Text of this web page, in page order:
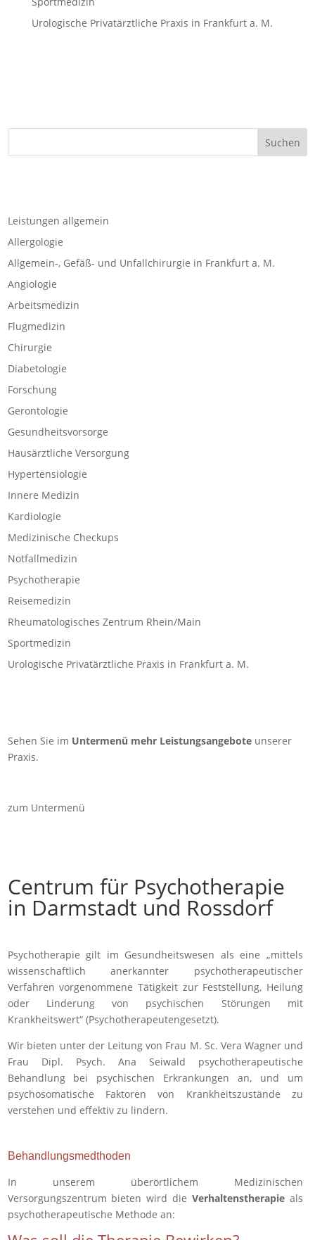
Urologische Privatärztliche Praxis in Frankfurt a. M.
Leistungen allgemein
Allergologie
Allgemein-, Gefäß- und Unfallchirurgie in Frankfurt a. M.
Angiologie
Arbeitsmedizin
Flugmedizin
Chirurgie
Diabetologie
Forschung
Gerontologie
Gesundheitsvorsorge
Hausärztliche Versorgung
Hypertensiologie
Innere Medizin
Kardiologie
Medizinische Checkups
Notfallmedizin
Psychotherapie
Reisemedizin
Rheumatologisches Zentrum Rhein/Main
Sportmedizin
Urologische Privatärztliche Praxis in Frankfurt a. M.
Sehen Sie im Untermenü mehr Leistungsangeboteunserer
Praxis.
zum Untermenü
Centrum für Psychotherapie
in Darmstadt und Rossdorf
Psychotherapie gilt im Gesundheitswesen als eine „mittels
wissenschaftlich anerkannter psychotherapeutischer
Verfahren vorgenommene Tätigkeit zur Feststellung, Heilung
oder Linderung von psychischen Störungen mit
Krankheitswert“ (Psychotherapeutengesetzt).
Wir bieten unter der Leitung von Frau M. Sc. Vera Wagner und
Frau Dipl. Psych. Ana Seiwald psychotherapeutische
Behandlung bei psychischen Erkrankungen an, und um
psychosomatische Faktoren von Krankheitszustände zu
verstehen und effektiv zu lindern.
Behandlungsmedthoden
In unserem überörtlichem Medizinischen
Versorgungszentrum bieten wird dieVerhaltenstherapie als
psychotherapeutische Methode an: